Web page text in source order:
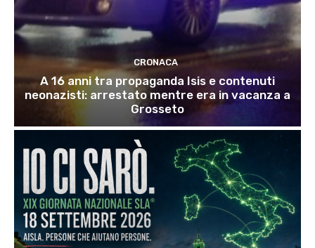
CRONACA
A 16 anni tra propaganda Isis e contenuti
neonazisti: arrestato mentre era in vacanza a
Grosseto